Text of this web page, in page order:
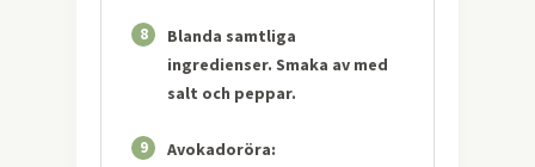
8
Blanda samtliga
ingredienser. Smaka av med
salt och peppar.
9 Avokadoröra: